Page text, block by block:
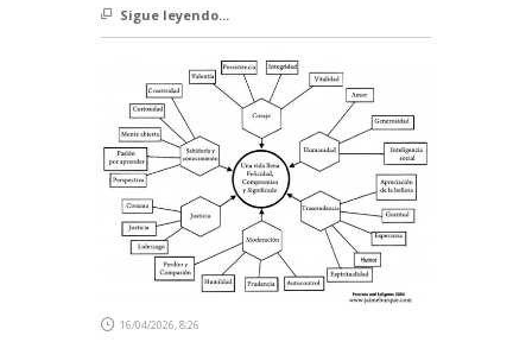
Sigue leyendo...
16/04/2026, 8:26